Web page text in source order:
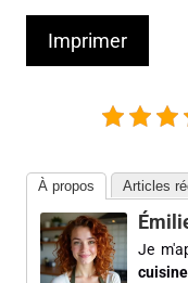
Imprimer
À propos Articles
Je
cuisine